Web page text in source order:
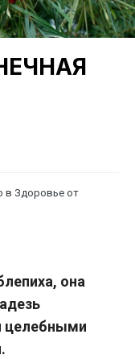
в Здоровье от
она
целебными